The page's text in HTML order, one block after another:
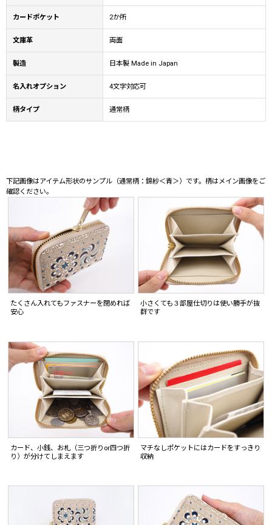
カードポケット 2か所
文庫革 両面
製造 日本製 Made in Japan
名入れオプション 4文字対応可
柄タイプ 通常柄
下記画像はアイテム形状のサンプル（通常柄：錦紗＜青＞）です。柄はメイン画像をご
確認ください。
たくさん入れてもファスナーを閉めれば
安心
小さくても３部屋仕切りは使い勝手が抜
群です
カード、小銭、お札（三つ折りor四つ折
り）が分けてしまえます
マチなしポケットにはカードをすっきり
収納